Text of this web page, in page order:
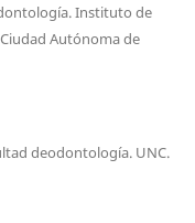
Instituto de
Autónoma de
deodontología. UNC.